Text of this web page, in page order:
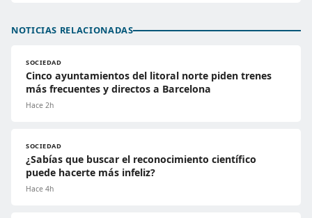
NOTICIAS RELACIONADAS
SOCIEDAD
Cinco ayuntamientos del litoral norte piden trenes
más frecuentes y directos a Barcelona
Hace 2h
SOCIEDAD
¿Sabías que buscar el reconocimiento científico
puede hacerte más infeliz?
Hace 4h